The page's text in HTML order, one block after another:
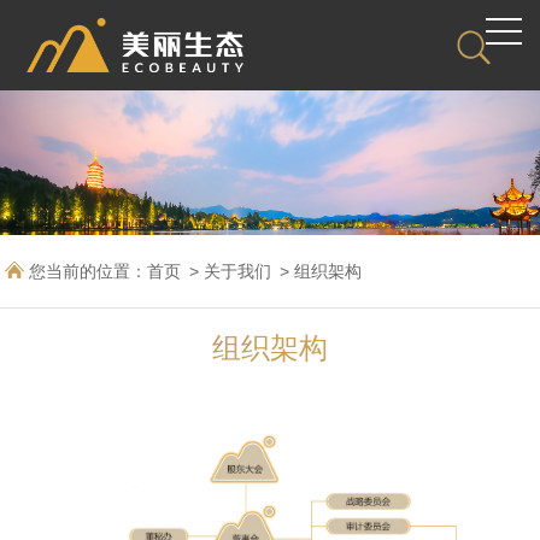
您当前的位置：首页 关于我们 组织架构
组织架构